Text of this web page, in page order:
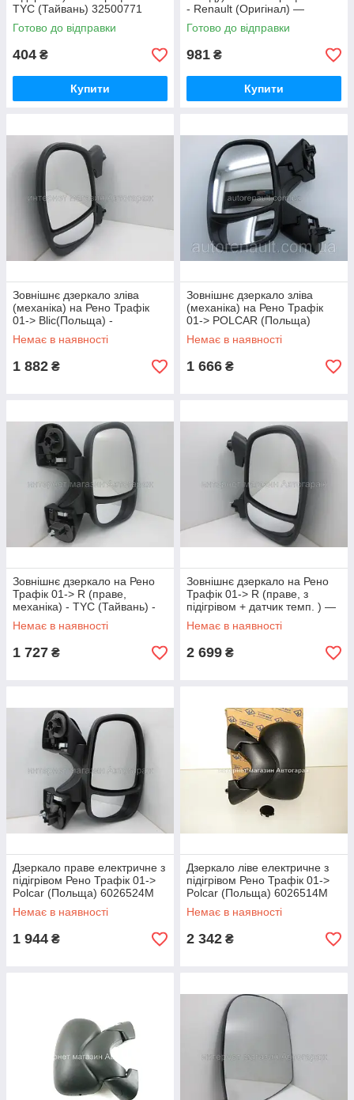
TYC (Тайвань) 32500771
Готово до відправки
404 ₴
Купити
- Renault (Оригінал) —
7700413867
Готово до відправки
981 ₴
Купити
Зовнішнє дзеркало зліва
(механіка) на Рено Трафік
01-> Blic(Польща) -
5402049291759P
Немає в наявності
1 882 ₴
Зовнішнє дзеркало зліва
(механіка) на Рено Трафік
01-> POLCAR (Польща)
602651M
Немає в наявності
1 666 ₴
Зовнішнє дзеркало на Рено
Трафік 01-> R (праве,
механіка) - TYC (Тайвань) -
TYC 325-0075
Немає в наявності
1 727 ₴
Зовнішнє дзеркало на Рено
Трафік 01-> R (праве, з
підігрівом + датчик темп. ) —
TYC 325-0079
Немає в наявності
2 699 ₴
Дзеркало праве електричне з
підігрівом Рено Трафік 01->
Polcar (Польща) 6026524M
Немає в наявності
1 944 ₴
Дзеркало ліве електричне з
підігрівом Рено Трафік 01->
Polcar (Польща) 6026514M
Немає в наявності
2 342 ₴